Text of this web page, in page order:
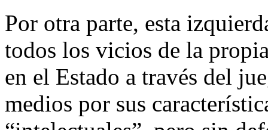
Por otra parte, esta
todos los vicios de la
en el Estado a través del
medios por sus